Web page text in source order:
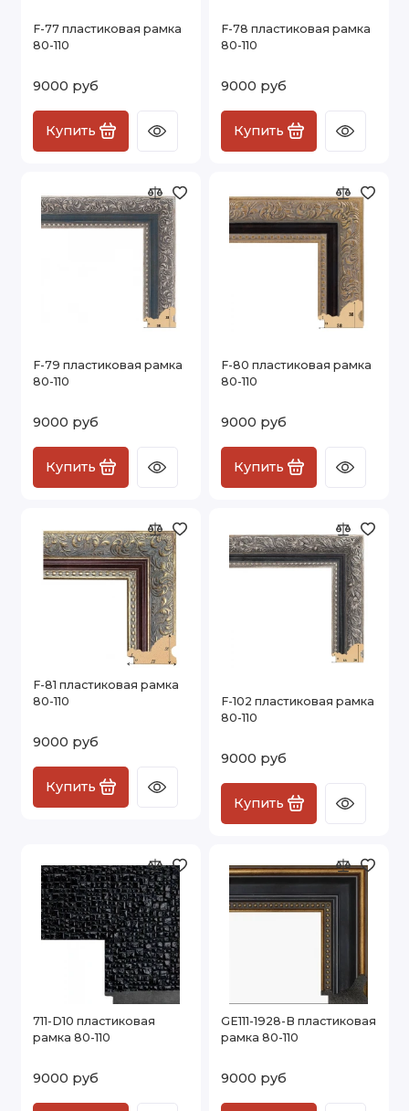
F-77 пластиковая рамка
80-110
9000 руб
Купить
F-78 пластиковая рамка
80-110
9000 руб
Купить
F-79 пластиковая рамка
80-110
9000 руб
Купить
F-80 пластиковая рамка
80-110
9000 руб
Купить
F-81 пластиковая рамка
80-110
9000 руб
Купить
F-102 пластиковая рамка
80-110
9000 руб
Купить
711-D10 пластиковая
рамка 80-110
9000 руб
GE111-1928-B пластиковая
рамка 80-110
9000 руб